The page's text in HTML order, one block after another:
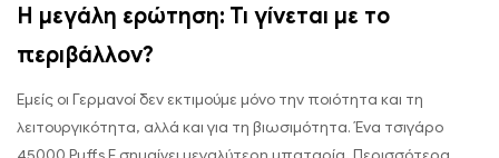
Η μεγάλη ερώτηση: Τι γίνεται με το
περιβάλλον?
Εμείς οι Γερμανοί δεν εκτιμούμε μόνο την ποιότητα και τη
λειτουργικότητα, αλλά και για τη βιωσιμότητα. Ένα τσιγάρο